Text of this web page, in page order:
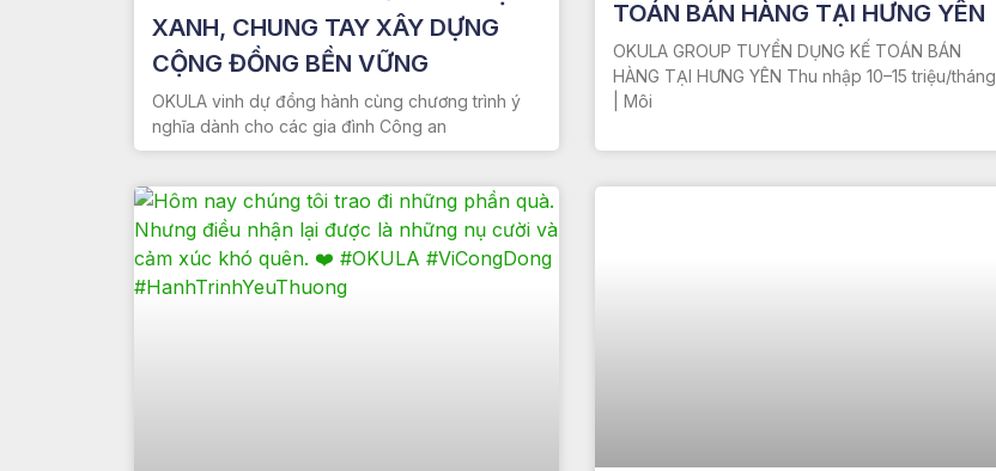
XANH, CHUNG TAY XÂY DỰNG
CỘNG ĐỒNG BỀN VỮNG
OKULA vinh dự đồng hành cùng chương trình ý
nghĩa dành cho các gia đình Công an
TOÁN BÁN HÀNG TẠI HƯNG YÊN
OKULA GROUP TUYỂN DỤNG KẾ TOÁN BÁN
HÀNG TẠI HƯNG YÊN Thu nhập 10–15 triệu/tháng
| Môi